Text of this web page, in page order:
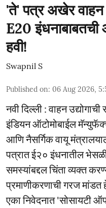
'ते' पत्र अखेर
E20 इंधनाबाबतची
हवी!
Swapnil S
Published on: 06 Aug 2026,
नवी दिल्ली : वाहन
इंडियन ऑटोमोबाईल
आणि नैसर्गिक वायू
पत्रात ई२० इंधनातील
समस्यांबद्दल चिंता व्यक्त
प्रमाणीकरणाची गरज
एका निवेदनात 'सोसायटी